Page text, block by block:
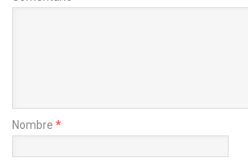
Nombre *